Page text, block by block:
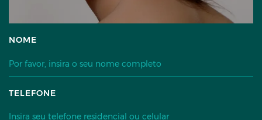
NOME
TELEFONE